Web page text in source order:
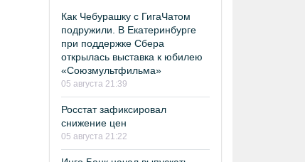
Как Чебурашку с ГигаЧатом
подружили. В Екатеринбурге
при поддержке Сбера
открылась выставка к юбилею
«Союзмультфильма»
05 августа 21:39
Росстат зафиксировал
снижение цен
05 августа 21:22